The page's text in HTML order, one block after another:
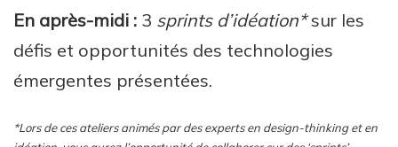
En après-midi : 3 sprints d’idéation*sur les
défis et opportunités des technologies
émergentes présentées.
*Lors de ces ateliers animés par des experts en design-thinking et en